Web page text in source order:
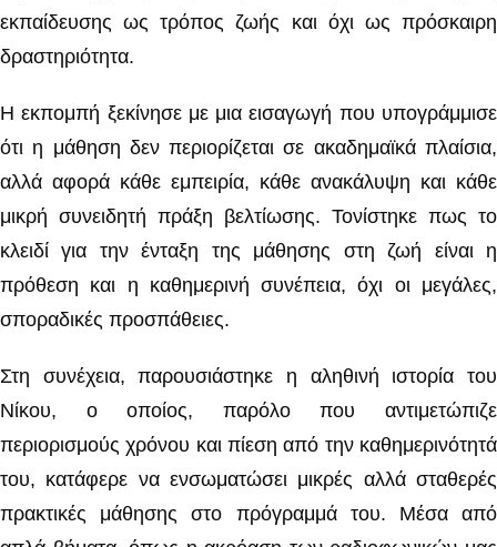
εκπαίδευσης ως τρόπος ζωής και όχι ως πρόσκαιρη
δραστηριότητα.
Η εκπομπή ξεκίνησε με μια εισαγωγή που υπογράμμισε
ότι η μάθηση δεν περιορίζεται σε ακαδημαϊκά πλαίσια,
αλλά αφορά κάθε εμπειρία, κάθε ανακάλυψη και κάθε
μικρή συνειδητή πράξη βελτίωσης. Τονίστηκε πως το
κλειδί για την ένταξη της μάθησης στη ζωή είναι η
πρόθεση και η καθημερινή συνέπεια, όχι οι μεγάλες,
σποραδικές προσπάθειες.
Στη συνέχεια, παρουσιάστηκε η αληθινή ιστορία του
Νίκου, ο οποίος, παρόλο που αντιμετώπιζε
περιορισμούς χρόνου και πίεση από την καθημερινότητά
του, κατάφερε να ενσωματώσει μικρές αλλά σταθερές
πρακτικές μάθησης στο πρόγραμμά του. Μέσα από